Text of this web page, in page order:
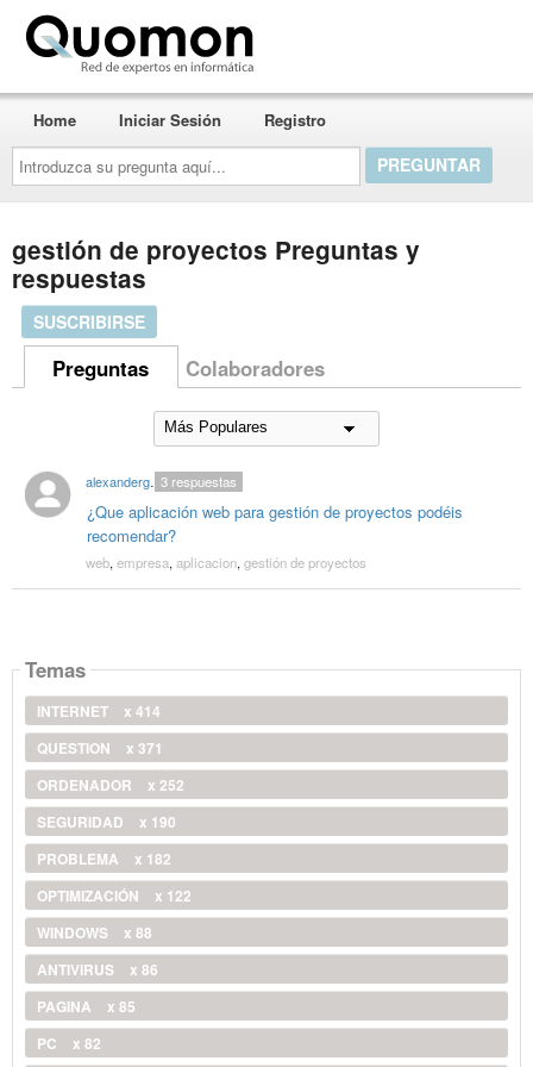
Introduzca
su
pregunta
aquí...
Home Iniciar Sesión Registro
gestión de proyectos Preguntas y
respuestas
SUSCRIBIRSE
Preguntas Colaboradores
alexandergalkin
¿Que aplicación web para gestión de proyectos podéis
recomendar?
3respuestas
web, empresa, aplicacion, gestión de proyectos
Temas
INTERNET
x 414
QUESTION
x 371
ORDENADOR
x 252
SEGURIDAD
x 190
PROBLEMA
x 182
OPTIMIZACIÓN
x 122
WINDOWS
x 88
ANTIVIRUS
x 86
PAGINA
x 85
PC
x 82